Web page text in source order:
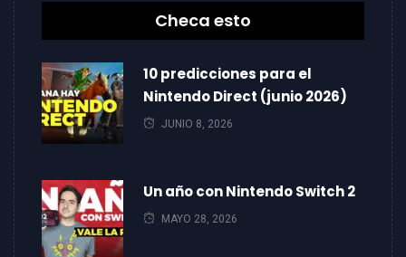
Checa esto
10 predicciones para el
Nintendo Direct (junio 2026)
JUNIO 8, 2026
Un año con Nintendo Switch 2
MAYO 28, 2026